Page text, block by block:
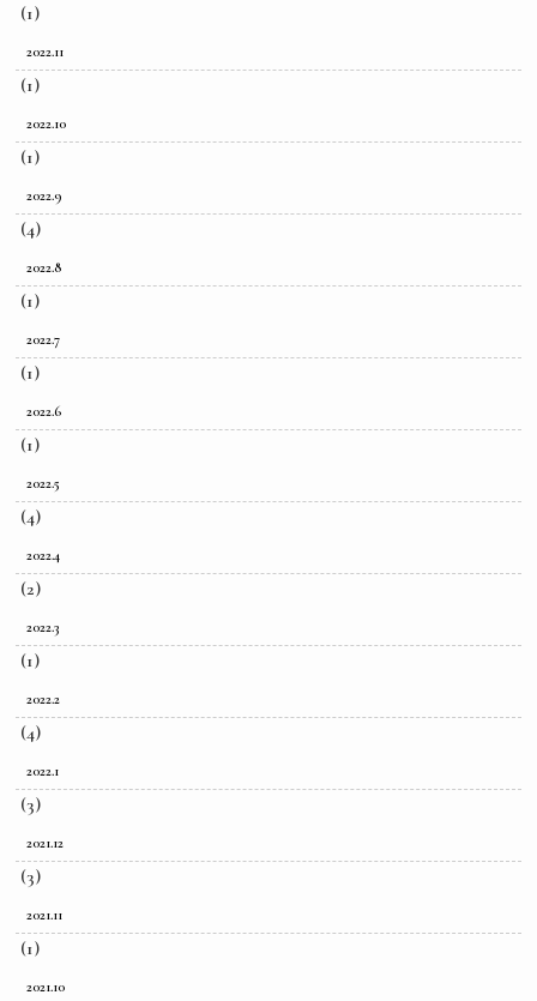
(1)
2022.11
(1)
2022.10
(1)
2022.9
(4)
2022.8
(1)
2022.7
(1)
2022.6
(1)
2022.5
(4)
2022.4
(2)
2022.3
(1)
2022.2
(4)
2022.1
(3)
2021.12
(3)
2021.11
(1)
2021.10